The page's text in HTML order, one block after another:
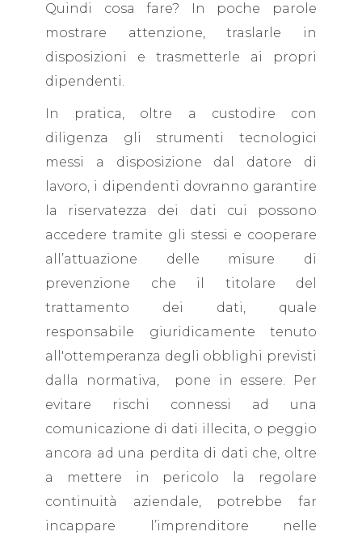
Quindi cosa fare? In poche parole
mostrare attenzione, traslarle in
disposizioni e trasmetterle ai propri
dipendenti.
In pratica, oltre a custodire con
diligenza gli strumenti tecnologici
messi a disposizione dal datore di
lavoro, i dipendenti dovranno garantire
la riservatezza dei dati cui possono
accedere tramite gli stessi e cooperare
all’attuazione delle misure di
prevenzione che il titolare del
trattamento dei dati, quale
responsabile giuridicamente tenuto
all'ottemperanza degli obblighi previsti
dalla normativa, pone in essere. Per
evitare rischi connessi ad una
comunicazione di dati illecita, o peggio
ancora ad una perdita di dati che, oltre
a mettere in pericolo la regolare
continuità aziendale, potrebbe far
incappare l’imprenditore nelle